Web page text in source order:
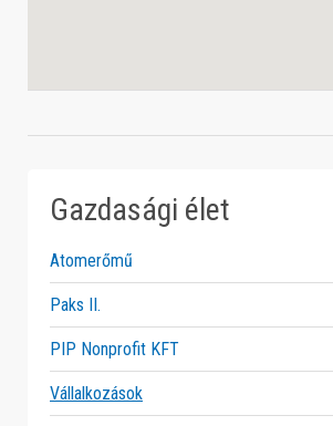
Gazdasági élet
Atomerőmű
Paks II.
PIP Nonprofit KFT
Vállalkozások